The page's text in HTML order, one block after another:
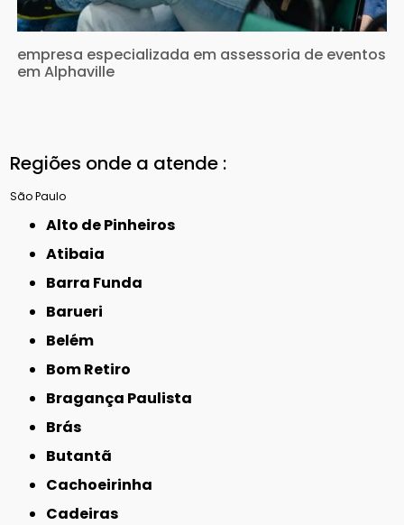
empresa especializada em assessoria de eventos
em Alphaville
Regiões onde a atende :
São Paulo
Alto de Pinheiros
Atibaia
Barra Funda
Barueri
Belém
Bom Retiro
Bragança Paulista
Brás
Butantã
Cachoeirinha
Cadeiras